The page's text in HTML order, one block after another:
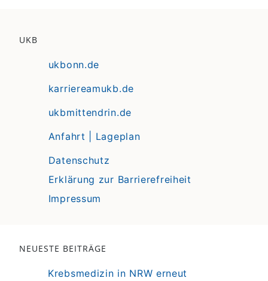
UKB
ukbonn.de
karriereamukb.de
ukbmittendrin.de
Anfahrt | Lageplan
Datenschutz
Erklärung zur Barrierefreiheit
Impressum
NEUESTE BEITRÄGE
Krebsmedizin in NRW erneut